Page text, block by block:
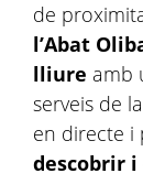
de
l’Abat
lliure amb
serveis de
en directe i
descobrir